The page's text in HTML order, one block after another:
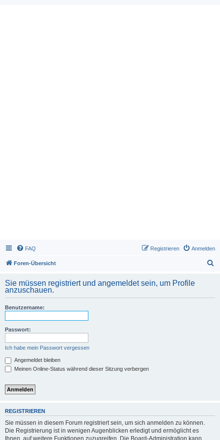
FAQ Anmelden
Registrieren
Foren-Übersicht
h
Sie müssen registriert und angemeldet sein, um Profile
anzuschauen.
Benutzername:
Passwort:
Ich habe mein Passwort vergessen
Angemeldet bleiben
Meinen Online-Status während dieser Sitzung verbergen
REGISTRIEREN
Sie müssen in diesem Forum registriert sein, um sich anmelden zu können.
Die Registrierung ist in wenigen Augenblicken erledigt und ermöglicht es
Ihnen, auf weitere Funktionen zuzugreifen. Die Board-Administration kann